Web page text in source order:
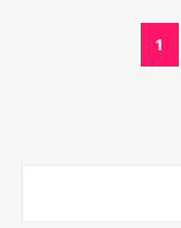
1